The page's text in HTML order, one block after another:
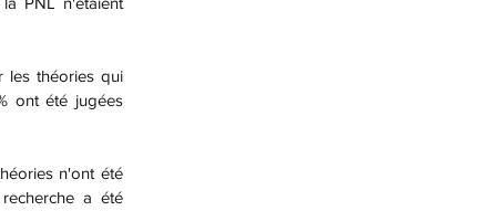
ont été jugées
a été